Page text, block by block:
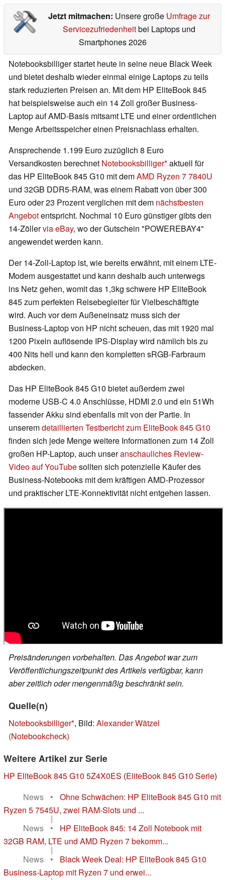
Jetzt mitmachen: Unsere große Umfrage zur
Servicezufriedenheitbei Laptops und
Smartphones 2026
Notebooksbilliger startet heute in seine neue Black Week
und bietet deshalb wieder einmal einige Laptops zu teils
stark reduzierten Preisen an. Mit dem HP EliteBook 845
hat beispielsweise auch ein 14 Zoll großer Business-
Laptop auf AMD-Basis mitsamt LTE und einer ordentlichen
Menge Arbeitsspeicher einen Preisnachlass erhalten.
Ansprechende 1.199 Euro zuzüglich 8 Euro
Versandkosten berechnet Notebooksbilliger aktuell für
das HP EliteBook 845 G10 mit demAMD Ryzen 7 7840U
und 32GB DDR5-RAM, was einem Rabatt von über 300
Euro oder 23 Prozent verglichen mit dem nächstbesten
Angebotentspricht. Nochmal 10 Euro günstiger gibts den
14-Zöllervia eBay, wo der Gutschein "POWEREBAY4"
angewendet werden kann.
Der 14-Zoll-Laptop ist, wie bereits erwähnt, mit einem LTE-
Modem ausgestattet und kann deshalb auch unterwegs
ins Netz gehen, womit das 1,3kg schwere HP EliteBook
845 zum perfekten Reisebegleiter für Vielbeschäftigte
wird. Auch vor dem Außeneinsatz muss sich der
Business-Laptop von HP nicht scheuen, das mit 1920 mal
1200 Pixeln auflösende IPS-Display wird nämlich bis zu
400 Nits hell und kann den kompletten sRGB-Farbraum
abdecken.
Das HP EliteBook 845 G10 bietet außerdem zwei
moderne USB-C 4.0 Anschlüsse, HDMI 2.0 und ein 51Wh
fassender Akku sind ebenfalls mit von der Partie. In
unseremdetaillierten Testbericht zum EliteBook 845 G10
finden sich jede Menge weitere Informationen zum 14 Zoll
großen HP-Laptop, auch unseranschauliches Review-
Video auf YouTubesollten sich potenzielle Käufer des
Business-Notebooks mit dem kräftigen AMD-Prozessor
und praktischer LTE-Konnektivität nicht entgehen lassen.
Preisänderungen vorbehalten. Das Angebot war zum
Veröffentlichungszeitpunkt des Artikels verfügbar, kann
aber zeitlich oder mengenmäßig beschränkt sein.
Quelle(n)
Notebooksbilliger , Bild: Alexander Wätzel
(Notebookcheck)
Weitere Artikel zur Serie
HP EliteBook 845 G10 5Z4X0ES (EliteBook 845 G10 Serie)
News
•
Ohne Schwächen: HP EliteBook 845 G10 mit
Ryzen 5 7545U, zwei RAM-Slots und ...
|
News
•
HP EliteBook 845: 14 Zoll Notebook mit
32GB RAM, LTE und AMD Ryzen 7 bekomm...
|
News
•
Black Week Deal: HP EliteBook 845 G10
Business-Laptop mit Ryzen 7 und erwei...